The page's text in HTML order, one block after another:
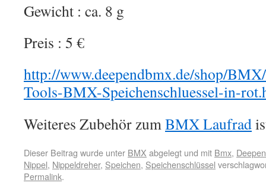
Gewicht : ca. 8 g
Preis : 5 €
http://www.deependbmx.de/shop/
Tools-BMX-Speichenschluessel-in-
Weiteres Zubehör zumBMX Laufrad
Dieser Beitrag wurde unter BMX abgelegt und mit Bmx,
Nippel, Nippeldreher, Speichen, Speichenschlüssel
Permalink.